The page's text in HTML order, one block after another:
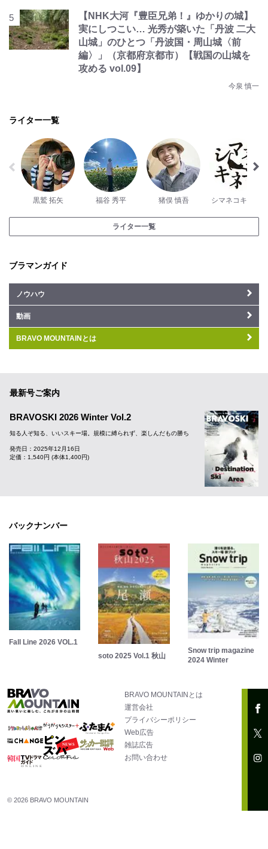
【NHK大河『豊臣兄弟！』ゆかりの城】
実にしつこい… 光秀が築いた「丹波 二大
山城」のひとつ「丹波国・周山城〈前
編〉」（京都府京都市）【戦国の山城を
攻める vol.09】
今泉 慎一
ライター一覧
黒鷲 拓矢 福谷 秀平 猪俣 慎吾 シマネコキネマ
ライター一覧
ブラマンガイド
ノウハウ
動画
BRAVO MOUNTAINとは
最新号ご案内
BRAVOSKI 2026 Winter Vol.2
知る人ぞ知る、いいスキー場。規模に縛られず、楽しんだもの勝ち
発売日：2025年12月16日
定価：1,540円 (本体1,400円)
バックナンバー
Fall Line 2026 VOL.1
soto 2025 Vol.1 秋山
Snow trip magazine
2024 Winter
BRAVO MOUNTAINとは
運営会社
プライバシーポリシー
Web広告
雑誌広告
お問い合わせ
© 2026 BRAVO MOUNTAIN